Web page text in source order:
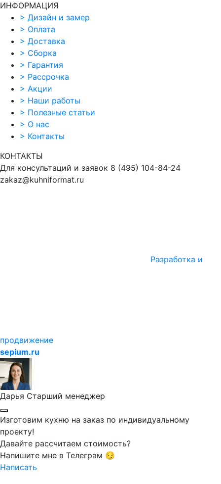
ИНФОРМАЦИЯ
> Дизайн и замер
> Оплата
> Доставка
> Сборка
> Гарантия
> Рассрочка
> Акции
> Наши работы
> Полезные статьи
> О нас
> Контакты
КОНТАКТЫ
Для консультаций и заявок 8 (495) 104-84-24
zakaz@kuhniformat.ru
Разработка и
продвижение
sepium.ru
Дарья Старший менеджер
Изготовим кухню на заказ по индивидуальному
проекту!
Давайте рассчитаем стоимость?
Напишите мне в Телеграм 😏
Написать